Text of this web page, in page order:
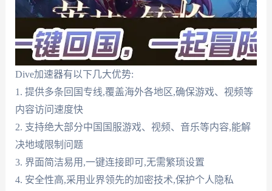
Dive加速器有以下几大优势:
1. 提供多条回国专线,覆盖海外各地区,确保游戏、视频等
内容访问速度快
2. 支持绝大部分中国国服游戏、视频、音乐等内容,能解
决地域限制问题
3. 界面简洁易用,一键连接即可,无需繁琐设置
4. 安全性高,采用业界领先的加密技术,保护个人隐私